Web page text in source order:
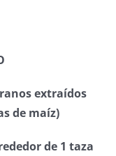
extraídos
de maíz)
de 1 taza